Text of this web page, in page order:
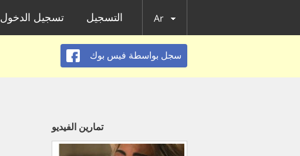
تسجيل الدخول التسجيل Ar
سجل بواسطة فيس بوك
تمارين الفيديو